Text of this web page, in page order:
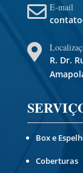
 E-mail

R. Dr.
Box e
Coberturas